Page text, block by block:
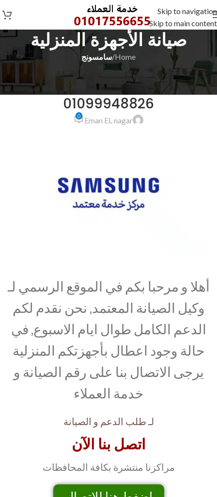
Skip to navigation
Skip to main content
صيانة الأجهزة المنزلية
Home
/سامسونج
سامسونج
صيانة شركة سامسونج
01099948826
Eman EL nagar
0
أهلا و مرحبا بكم في الموقع الرسمي لـ
وكيل الصيانة المعتمد, نحن نقدم لكم
الدعم الكامل طوال ايام الاسبوع, في
حالة وجود اعطال بأجهزتكم المنزلية
يرجى الاتصال بنا على رقم الصيانة و
خدمة العملاء
لـ طلب الدعم و الصيانة
اتصل بنا الآن
مراكزنا منتشرة بكافة المحافظات